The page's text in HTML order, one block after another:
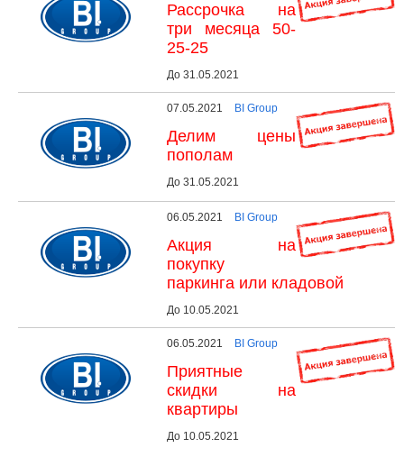
Рассрочка на
три месяца 50-
25-25
До 31.05.2021
07.05.2021 BI Group
Делим цены
пополам
До 31.05.2021
06.05.2021 BI Group
Акция на
покупку
паркинга или кладовой
До 10.05.2021
06.05.2021 BI Group
Приятные
скидки на
квартиры
До 10.05.2021